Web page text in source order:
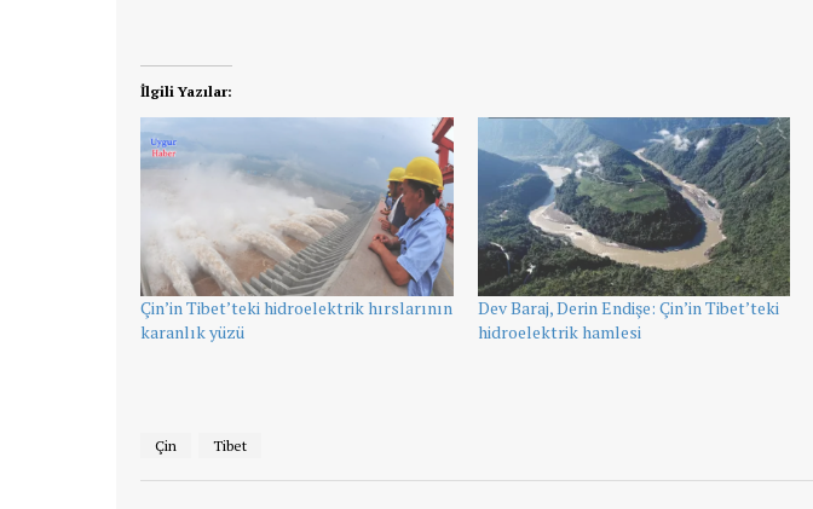
İlgili Yazılar:
Çin’in Tibet’teki hidroelektrik hırslarının
karanlık yüzü
Dev Baraj, Derin Endişe: Çin’in Tibet’teki
hidroelektrik hamlesi
Çin Tibet